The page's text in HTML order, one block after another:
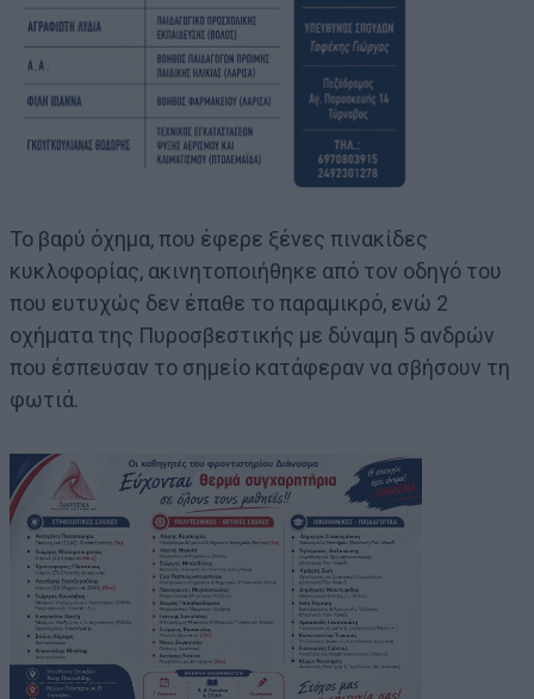
Το βαρύ όχημα, που έφερε ξένες πινακίδες
κυκλοφορίας, ακινητοποιήθηκε από τον οδηγό του
που ευτυχώς δεν έπαθε το παραμικρό, ενώ 2
οχήματα της Πυροσβεστικής με δύναμη 5 ανδρών
που έσπευσαν το σημείο κατάφεραν να σβήσουν τη
φωτιά.